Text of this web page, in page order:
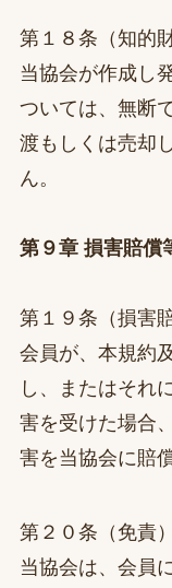
第１８条（知的
当協会が作成し
ついては、無断
渡もしくは売却
ん。
第９章 損害賠償
第１９条（損害賠
会員が、本規約
し、またはそれ
害を受けた場合
害を当協会に賠
第２０条（免責）
当協会は、会員